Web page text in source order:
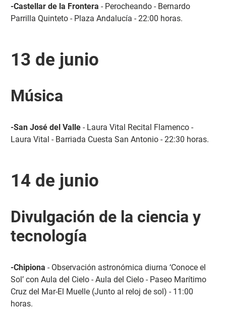
-Castellar de la Frontera - Perocheando - Bernardo
Parrilla Quinteto - Plaza Andalucía - 22:00 horas.
13 de junio
Música
-San José del Valle- Laura Vital Recital Flamenco -
Laura Vital - Barriada Cuesta San Antonio - 22:30 horas.
14 de junio
Divulgación de la ciencia y
tecnología
-Chipiona - Observación astronómica diurna ‘Conoce el
Sol’ con Aula del Cielo - Aula del Cielo - Paseo Marítimo
Cruz del Mar-El Muelle (Junto al reloj de sol) - 11:00
horas.